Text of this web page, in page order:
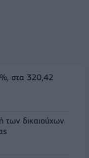
στα 320,42
των δικαιούχων